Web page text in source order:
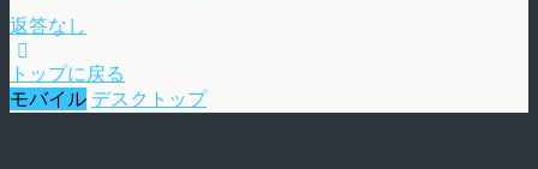
返答なし
トップに戻る
モバイル デスクトップ